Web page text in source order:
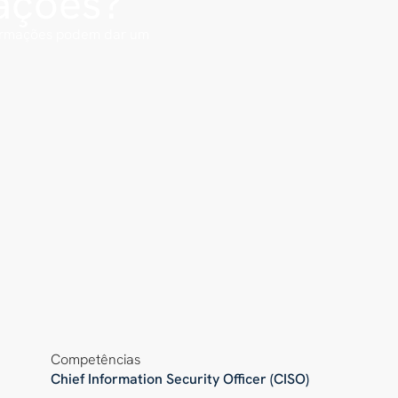
Competências
Chief Information Security Officer (CISO)